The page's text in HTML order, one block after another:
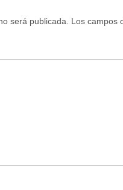
será publicada. Los campos